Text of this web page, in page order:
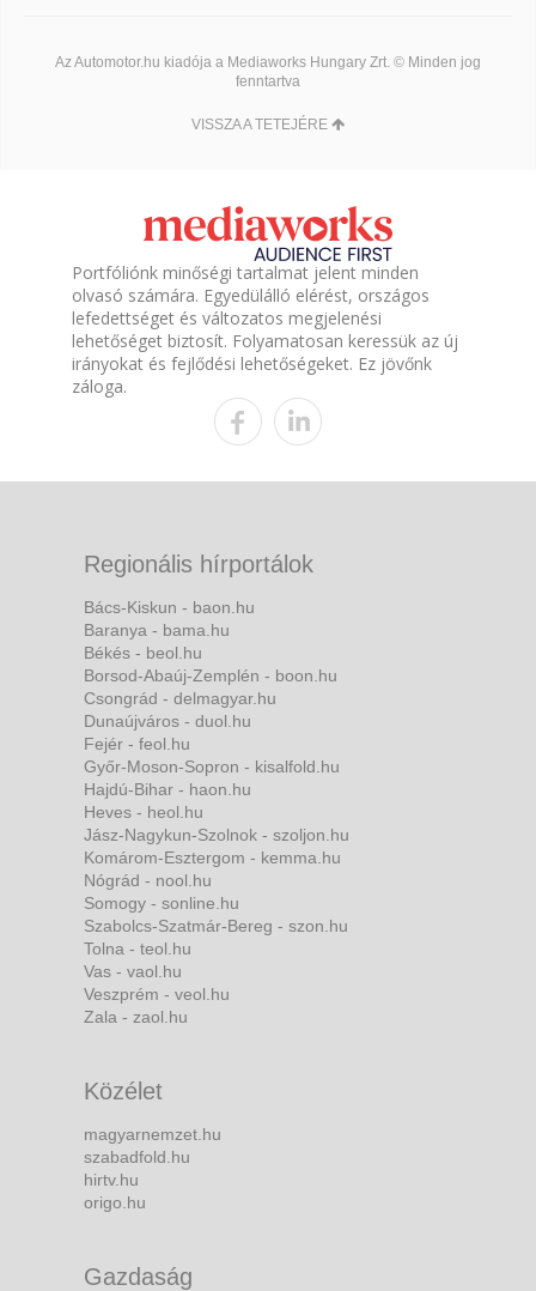
Az Automotor.hu kiadója a Mediaworks Hungary Zrt. © Minden jog
fenntartva
VISSZA A TETEJÉRE
Portfóliónk minőségi tartalmat jelent minden
olvasó számára. Egyedülálló elérést, országos
lefedettséget és változatos megjelenési
lehetőséget biztosít. Folyamatosan keressük az új
irányokat és fejlődési lehetőségeket. Ez jövőnk
záloga.
Regionális hírportálok
Bács-Kiskun - baon.hu
Baranya - bama.hu
Békés - beol.hu
Borsod-Abaúj-Zemplén - boon.hu
Csongrád - delmagyar.hu
Dunaújváros - duol.hu
Fejér - feol.hu
Győr-Moson-Sopron - kisalfold.hu
Hajdú-Bihar - haon.hu
Heves - heol.hu
Jász-Nagykun-Szolnok - szoljon.hu
Komárom-Esztergom - kemma.hu
Nógrád - nool.hu
Somogy - sonline.hu
Szabolcs-Szatmár-Bereg - szon.hu
Tolna - teol.hu
Vas - vaol.hu
Veszprém - veol.hu
Zala - zaol.hu
Közélet
magyarnemzet.hu
szabadfold.hu
hirtv.hu
origo.hu
Gazdaság